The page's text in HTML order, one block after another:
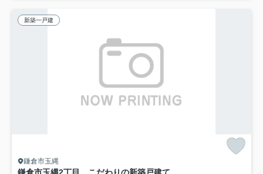
新築一戸建
鎌倉市玉縄